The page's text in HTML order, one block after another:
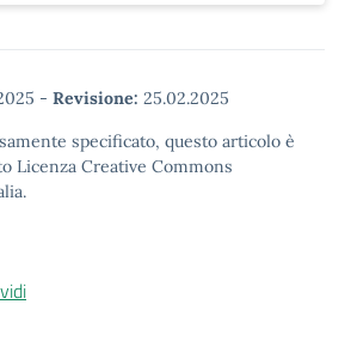
- Revisione: 25.02.2025
specificato, questo articolo è
Licenza Creative Commons